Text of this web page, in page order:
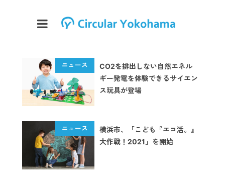
CO2を排出しない自然エネル
ギー発電を体験できるサイエン
ス玩具が登場
横浜市、「こども『エコ活。』
大作戦！2021」を開始